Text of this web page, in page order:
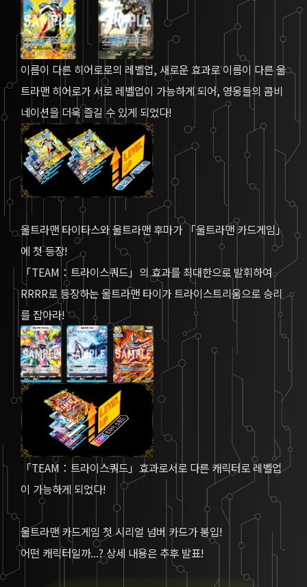
이름이 다른 히어로로의 레벨업, 새로운 효과로 이름이 다른 울
트라맨 히어로가 서로 레벨업이 가능하게 되어, 영웅들의 콤비
네이션을 더욱 즐길 수 있게 되었다!
울트라맨 타이타스와 울트라맨 후마가 「울트라맨 카드게임」
에 첫 등장!
「TEAM：트라이스쿼드」의 효과를 최대한으로 발휘하여
RRRR로 등장하는 울트라맨 타이가 트라이스트리움으로 승리
를 잡아라!
「TEAM：트라이스쿼드」효과로서로 다른 캐릭터로 레벨업
이 가능하게 되었다!
울트라맨 카드게임 첫 시리얼 넘버 카드가 봉입!
어떤 캐릭터일까...? 상세 내용은 추후 발표!